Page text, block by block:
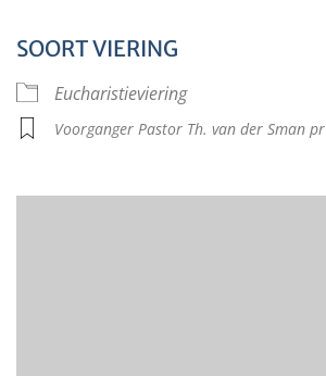
SOORT VIERING
Eucharistieviering
Voorganger Pastor Th. van der Sman pr